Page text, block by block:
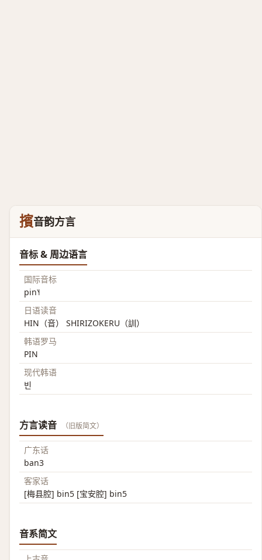
擯音韵方言
音标 & 周边语言
国际音标
pin˥˧
日语读音
HIN（音） SHIRIZOKERU（訓）
韩语罗马
PIN
现代韩语
빈
方言读音 （旧版简文）
广东话
ban3
客家话
[梅县腔] bin5 [宝安腔] bin5
音系简文